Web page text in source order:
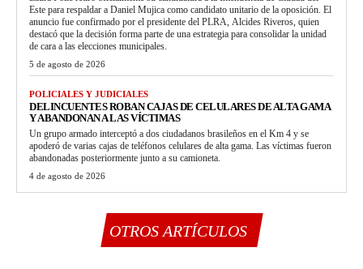
Este para respaldar a Daniel Mujica como candidato unitario de la oposición. El
anuncio fue confirmado por el presidente del PLRA, Alcides Riveros, quien
destacó que la decisión forma parte de una estrategia para consolidar la unidad
de cara a las elecciones municipales.
5 de agosto de 2026
POLICIALES Y JUDICIALES
DELINCUENTES ROBAN CAJAS DE CELULARES DE ALTA GAMA
Y ABANDONAN A LAS VÍCTIMAS
Un grupo armado interceptó a dos ciudadanos brasileños en el Km 4 y se
apoderó de varias cajas de teléfonos celulares de alta gama. Las víctimas fueron
abandonadas posteriormente junto a su camioneta.
4 de agosto de 2026
OTROS ARTÍCULOS